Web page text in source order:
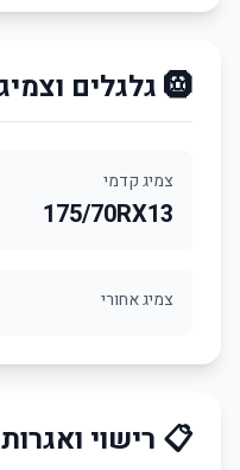
🛞 גלגלים וצמיגים
צמיג קדמי
175/70RX13
צמיג אחורי
📋 רישוי ואגרות